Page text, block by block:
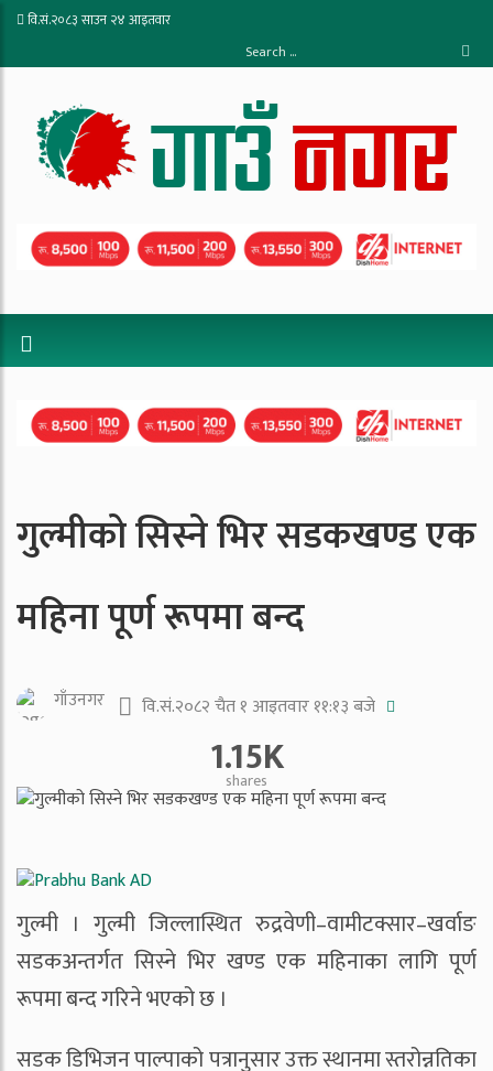
वि.सं.२०८३ साउन २४ आइतवार
गुल्मीको सिस्ने भिर सडकखण्ड एक
महिना पूर्ण रूपमा बन्द
गाँउनगर वि.सं.२०८२ चैत १ आइतवार ११:१३ बजे
1.15K
shares
गुल्मी । गुल्मी जिल्लास्थित रुद्रवेणी–वामीटक्सार–खर्वाङ
सडकअन्तर्गत सिस्ने भिर खण्ड एक महिनाका लागि पूर्ण
रूपमा बन्द गरिने भएको छ ।
सडक डिभिजन पाल्पाको पत्रानुसार उक्त स्थानमा स्तरोन्नतिका